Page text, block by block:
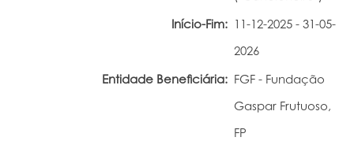
Início-Fim: 11-12-2025 - 31-05-
2026
Entidade Beneficiária: FGF - Fundação
Gaspar Frutuoso,
FP